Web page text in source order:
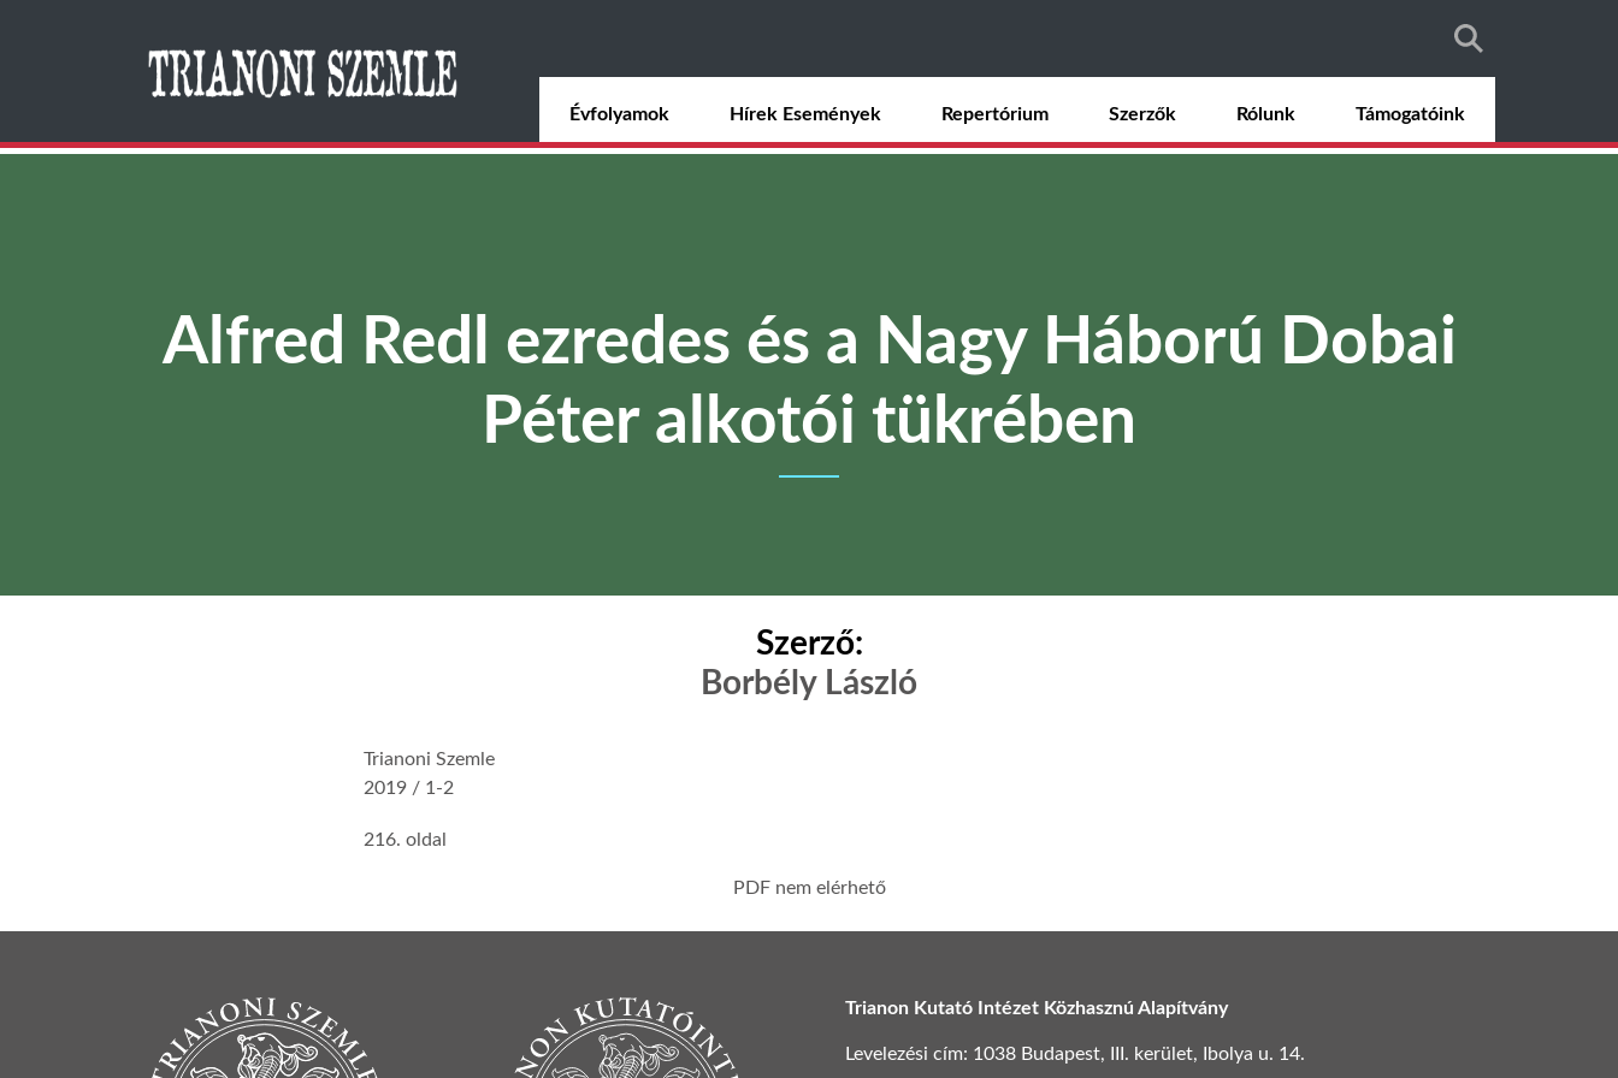
tartalomra
Évfolyamok Hírek Események Repertórium Szerzők Rólunk Támogatóink
Alfred Redl ezredes és a Nagy Háború Dobai
Péter alkotói tükrében
Szerző:
Borbély László
Trianoni Szemle
2019 / 1-2
216. oldal
PDF nem elérhető
Trianon Kutató Intézet Közhasznú Alapítvány
Levelezési cím: 1038 Budapest, III. kerület, Ibolya u. 14.